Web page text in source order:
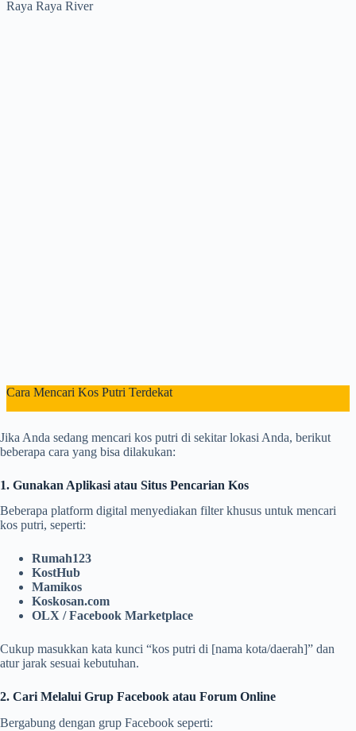
Raya Raya River
Cara Mencari Kos Putri Terdekat
Jika Anda sedang mencari kos putri di sekitar lokasi Anda, berikut
beberapa cara yang bisa dilakukan:
1. Gunakan Aplikasi atau Situs Pencarian Kos
Beberapa platform digital menyediakan filter khusus untuk mencari
kos putri, seperti:
Rumah123
KostHub
Mamikos
Koskosan.com
OLX / Facebook Marketplace
Cukup masukkan kata kunci “kos putri di [nama kota/daerah]” dan
atur jarak sesuai kebutuhan.
2. Cari Melalui Grup Facebook atau Forum Online
Bergabung dengan grup Facebook seperti: